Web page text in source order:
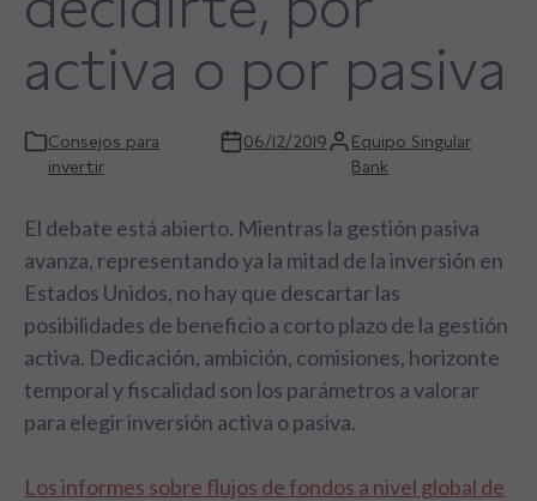
activa o por pasiva
Consejos para
invertir
06/12/2019
Equipo Singular
Bank
El debate está abierto. Mientras la gestión pasiva
avanza, representando ya la mitad de la inversión en
Estados Unidos, no hay que descartar las
posibilidades de beneficio a corto plazo de la gestión
activa. Dedicación, ambición, comisiones, horizonte
temporal y fiscalidad son los parámetros a valorar
para elegir inversión activa o pasiva.
Los informes sobre flujos de fondos a nivel global de